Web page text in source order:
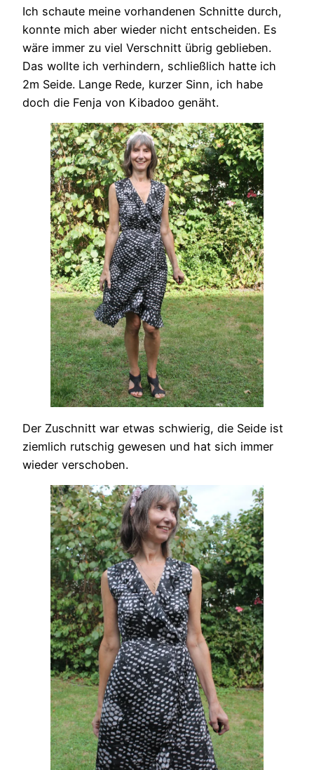
Ich schaute meine vorhandenen Schnitte durch,
konnte mich aber wieder nicht entscheiden. Es
wäre immer zu viel Verschnitt übrig geblieben.
Das wollte ich verhindern, schließlich hatte ich
2m Seide. Lange Rede, kurzer Sinn, ich habe
doch die Fenja von Kibadoo genäht.
Der Zuschnitt war etwas schwierig, die Seide ist
ziemlich rutschig gewesen und hat sich immer
wieder verschoben.